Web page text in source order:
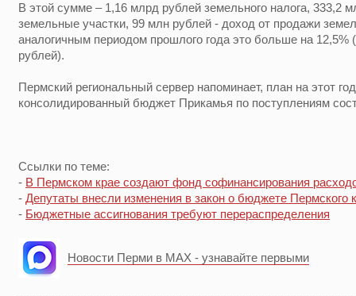
В этой сумме – 1,16 млрд рублей земельного налога, 333,2
земельные участки, 99 млн рублей - доход от продажи
аналогичным периодом прошлого года это больше на 12,5%
рублей).
Пермский региональный сервер напоминает, план на этот
консолидированный бюджет Прикамья по поступлениям
Ссылки по теме:
- В Пермском крае создают фонд софинансирования
- Депутаты внесли изменения в закон о бюджете Пермского
- Бюджетные ассигнования требуют перераспределения
Новости Перми в MAX - узнавайте первыми